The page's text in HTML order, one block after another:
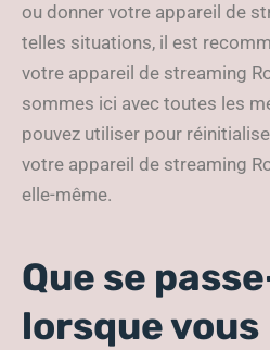
ou donner votre appareil de
telles situations, il est
votre appareil de streaming
sommes ici avec toutes les
pouvez utiliser pour
votre appareil de streaming
elle-même.
Que se
lorsque vous